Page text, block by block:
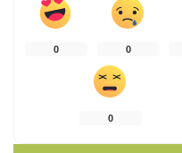
0 0
0